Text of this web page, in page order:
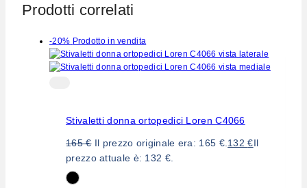
Prodotti correlati
-20% Prodotto in vendita
Stivaletti donna ortopedici Loren C4066
165€ Il prezzo originale era: 165 €.132€Il
prezzo attuale è: 132 €.